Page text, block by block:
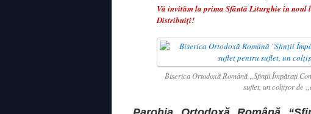
Vă invităm la prima Sfântă Liturghie în noul
Distribuiţi!
Biserica Ortodoxă Română „Sfinţii Împăraţi
suflet, un colţişor de